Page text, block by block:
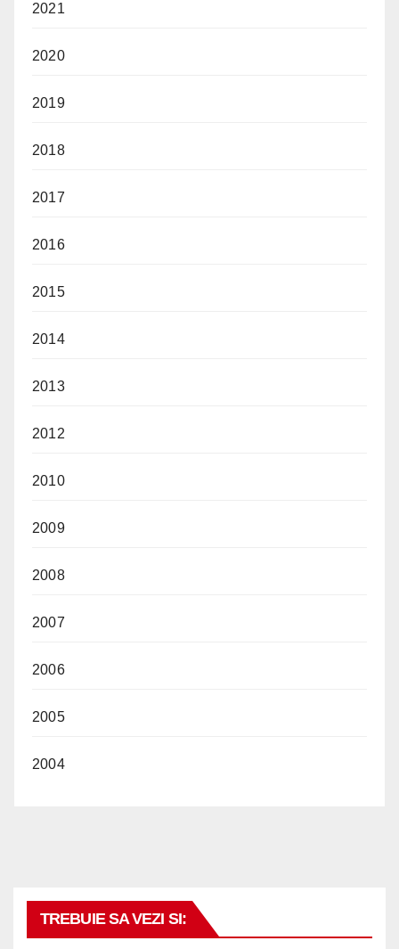
2021
2020
2019
2018
2017
2016
2015
2014
2013
2012
2010
2009
2008
2007
2006
2005
2004
TREBUIE SA VEZI SI: